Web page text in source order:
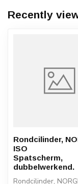
Recently
Rondcilinder,
ISO
Spatscherm,
dubbelwerkend.
Rondcilinder,